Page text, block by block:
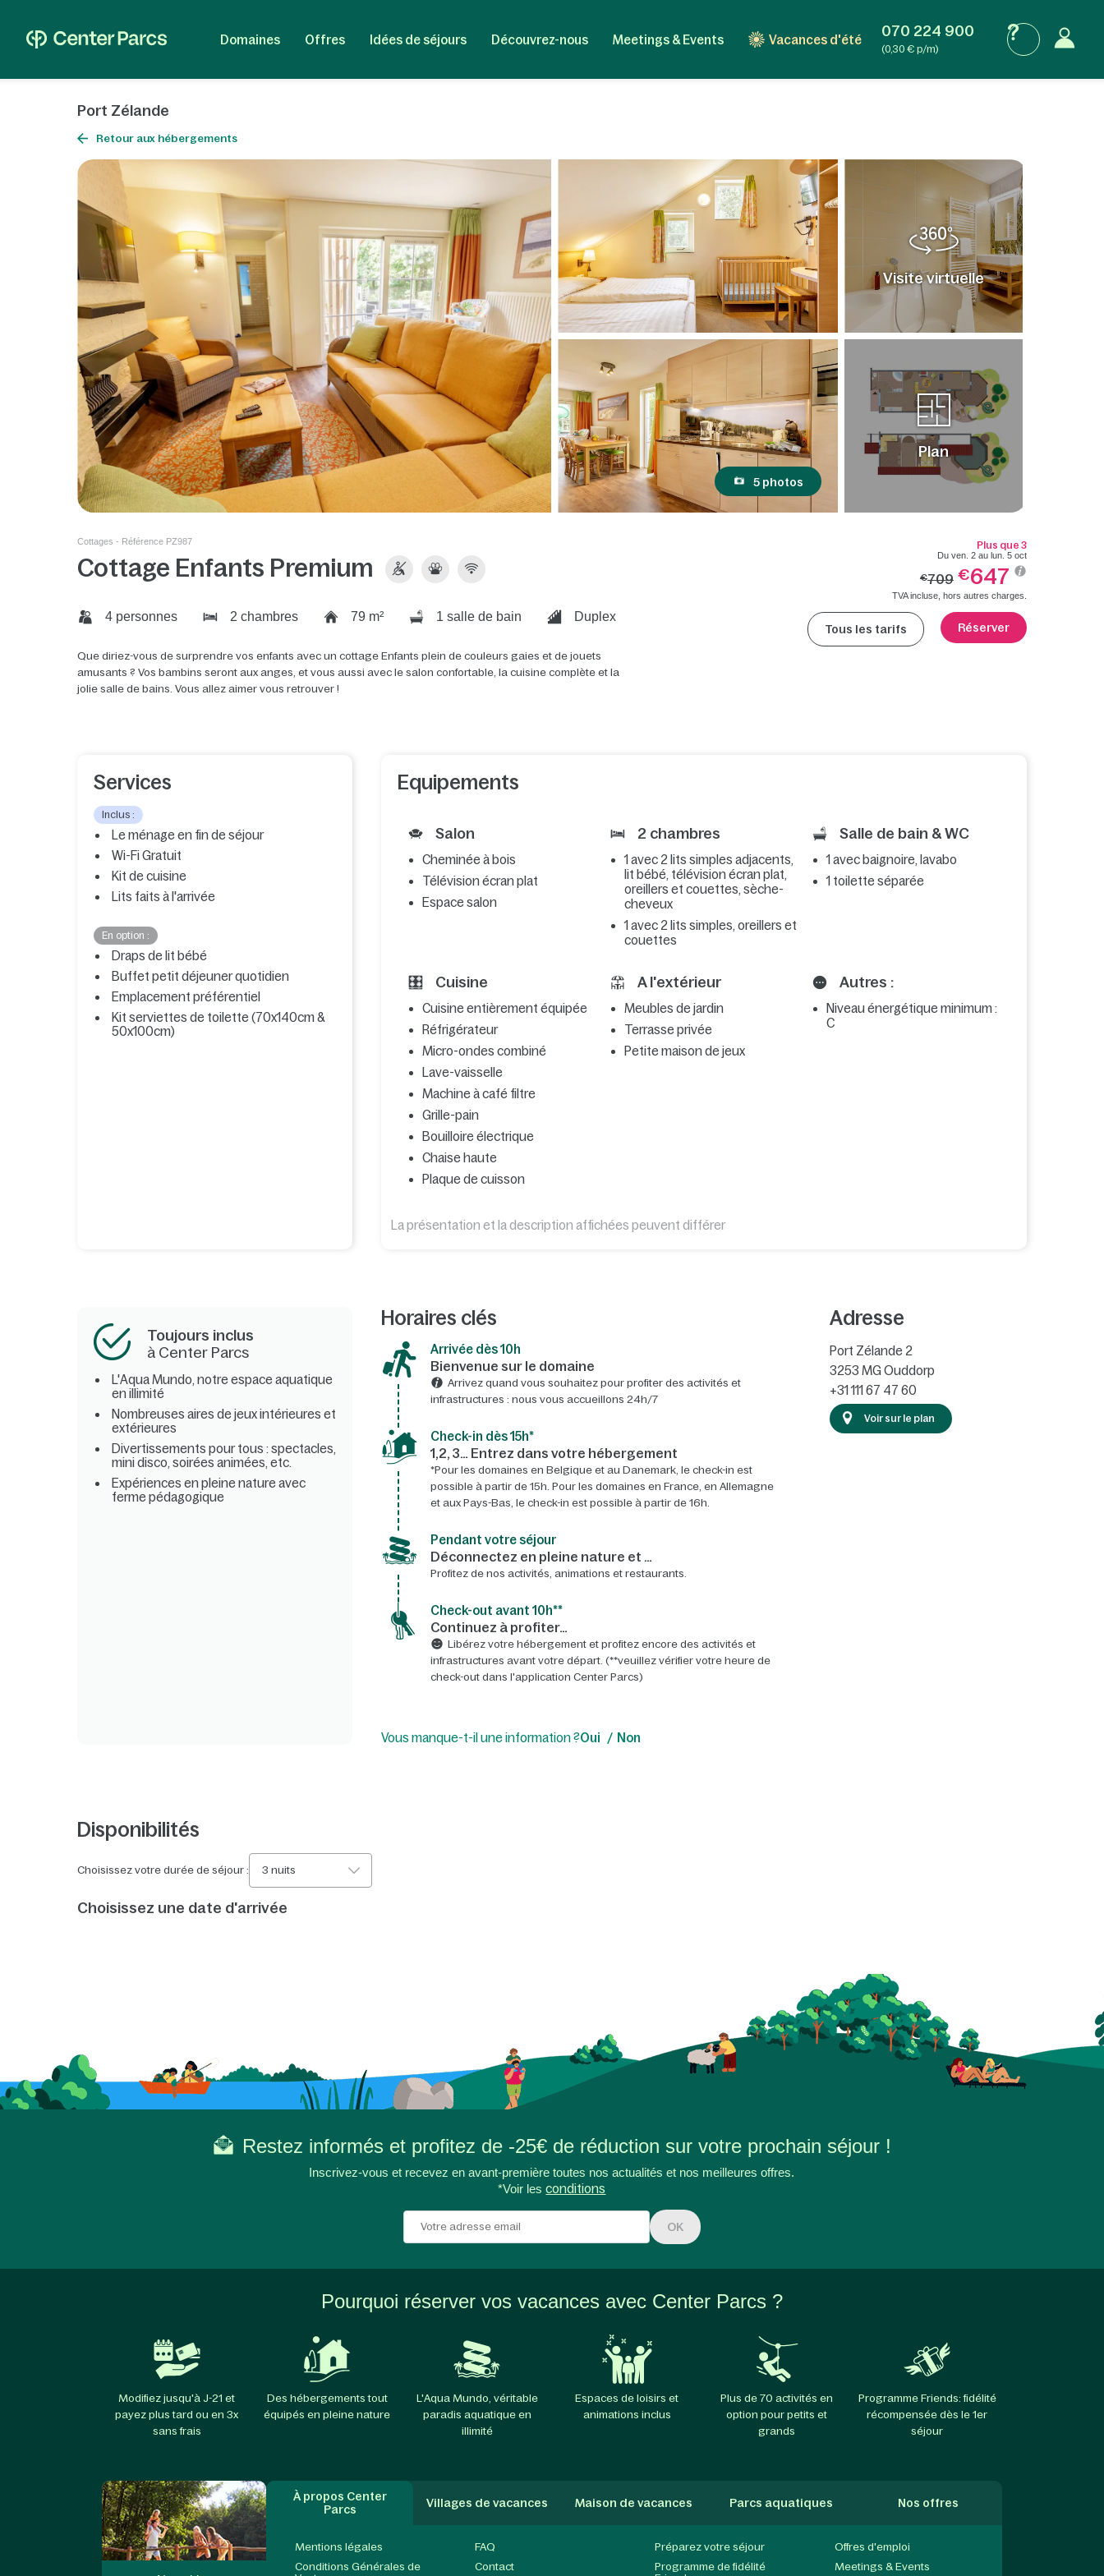
Domaines Offres Idées de séjours Découvrez-nous Meetings & Events Vacances d'été 070 224 900
(0,30 € p/m)
Port Zélande
Retour aux hébergements
5 photos
Visite virtuelle
Plan
Cottages - Référence PZ987
Cottage Enfants Premium
4 personnes 2 chambres 79 m² 1 salle de bain Duplex
Que diriez-vous de surprendre vos enfants avec un cottage Enfants plein de couleurs gaies et de jouets
amusants ? Vos bambins seront aux anges, et vous aussi avec le salon confortable, la cuisine complète et la
jolie salle de bains. Vous allez aimer vous retrouver !
Plus que 3
Du ven. 2 au lun. 5 oct
€709 €647
TVA incluse, hors autres charges.
Tous les tarifs Réserver
Services
Inclus :
Le ménage en fin de séjour
Wi-Fi Gratuit
Kit de cuisine
Lits faits à l'arrivée
En option :
Draps de lit bébé
Buffet petit déjeuner quotidien
Emplacement préférentiel
Kit serviettes de toilette (70x140cm &
50x100cm)
Equipements
Salon
Cheminée à bois
Télévision écran plat
Espace salon
2 chambres
1 avec 2 lits simples adjacents,
lit bébé, télévision écran plat,
oreillers et couettes, sèche-
cheveux
1 avec 2 lits simples, oreillers et
couettes
Salle de bain & WC
1 avec baignoire, lavabo
1 toilette séparée
Cuisine
Cuisine entièrement équipée
Réfrigérateur
Micro-ondes combiné
Lave-vaisselle
Machine à café filtre
Grille-pain
Bouilloire électrique
Chaise haute
Plaque de cuisson
A l'extérieur
Meubles de jardin
Terrasse privée
Petite maison de jeux
Autres :
Niveau énergétique minimum :
C
La présentation et la description affichées peuvent différer
Toujours inclus
à Center Parcs
L'Aqua Mundo, notre espace aquatique
en illimité
Nombreuses aires de jeux intérieures et
extérieures
Divertissements pour tous : spectacles,
mini disco, soirées animées, etc.
Expériences en pleine nature avec
ferme pédagogique
Horaires clés
Arrivée dès 10h​
Bienvenue sur le domaine​
Arrivez quand vous souhaitez pour profiter des activités et
infrastructures : nous vous accueillons 24h/7​
Check-in dès 15h*​
1,2, 3… Entrez dans votre hébergement
*Pour les domaines en Belgique et au Danemark, le check-in est
possible à partir de 15h. Pour les domaines en France, en Allemagne
et aux Pays-Bas, le check-in est possible à partir de 16h.
Pendant votre séjour
Déconnectez en pleine nature et …
Profitez de nos activités, animations et restaurants.
Check-out avant 10h**
Continuez à profiter…
Libérez votre hébergement et profitez encore des activités et
infrastructures avant votre départ. (**veuillez vérifier votre heure de
check-out dans l'application Center Parcs)
Adresse
Port Zélande 2
3253 MGOuddorp
+31 111 67 47 60
Voir sur le plan
Vous manque-t-il une information ?Oui Non
Disponibilités
Choisissez votre durée de séjour : 3 nuits
Choisissez une date d'arrivée
Restez informés et profitez de -25€ de réduction sur votre prochain séjour !
Inscrivez-vous et recevez en avant-première toutes nos actualités et nos meilleures offres.
*Voir lesconditions
OK
Pourquoi réserver vos vacances avec Center Parcs ?
Modifiez jusqu'à J-21 et
payez plus tard ou en 3x
sans frais
Des hébergements tout
équipés en pleine nature
L'Aqua Mundo, véritable
paradis aquatique en
illimité
Espaces de loisirs et
animations inclus
Plus de 70 activités en
option pour petits et
grands
Programme Friends: fidélité
récompensée dès le 1er
séjour
À propos Center
Parcs
Villages de vacances Maison de vacances Parcs aquatiques Nos offres
Mentions légales
Conditions Générales de
FAQ
Contact
Préparez votre séjour
Programme de fidélité
Offres d'emploi
Meetings & Events